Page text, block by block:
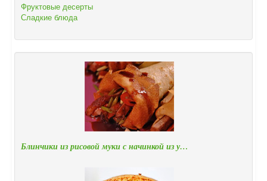
Фруктовые десерты
Сладкие блюда
Блинчики из рисовой муки с начинкой из у…